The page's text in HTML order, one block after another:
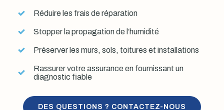
Réduire les frais de réparation
Stopper la propagation de l’humidité
Préserver les murs, sols, toitures et installations
Rassurer votre assurance en fournissant un
diagnostic fiable
DES QUESTIONS ? CONTACTEZ-NOUS